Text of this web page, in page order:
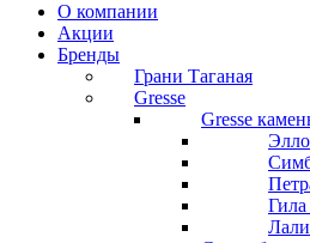
О компании
Акции
Бренды
Грани Таганая
Gresse
Gresse